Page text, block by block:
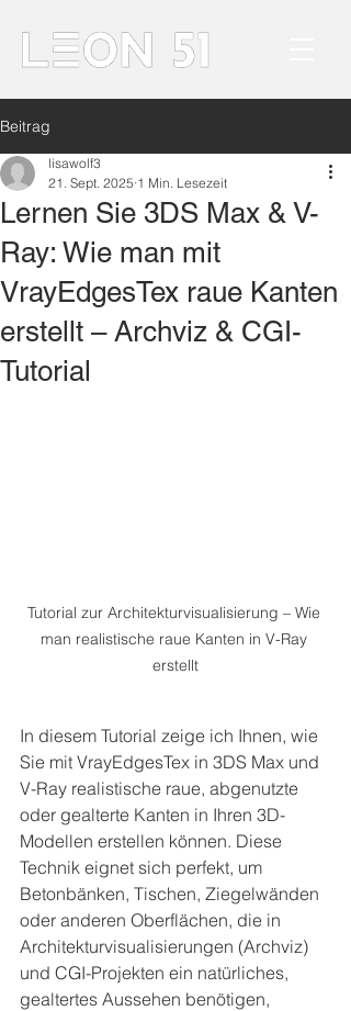
Beitrag
Lernen Sie 3DS Max & V-
Ray: Wie man mit
VrayEdgesTex raue Kanten
erstellt – Archviz & CGI-
Tutorial
lisawolf3
21. Sept. 2025 1 Min. Lesezeit
Tutorial zur Architekturvisualisierung – Wie
man realistische raue Kanten in V-Ray
erstellt
In diesem Tutorial zeige ich Ihnen, wie
Sie mit VrayEdgesTex in 3DS Max und
V-Ray realistische raue, abgenutzte
oder gealterte Kanten in Ihren 3D-
Modellen erstellen können. Diese
Technik eignet sich perfekt, um
Betonbänken, Tischen, Ziegelwänden
oder anderen Oberflächen, die in
Architekturvisualisierungen (Archviz)
und CGI-Projekten ein natürliches,
gealtertes Aussehen benötigen,